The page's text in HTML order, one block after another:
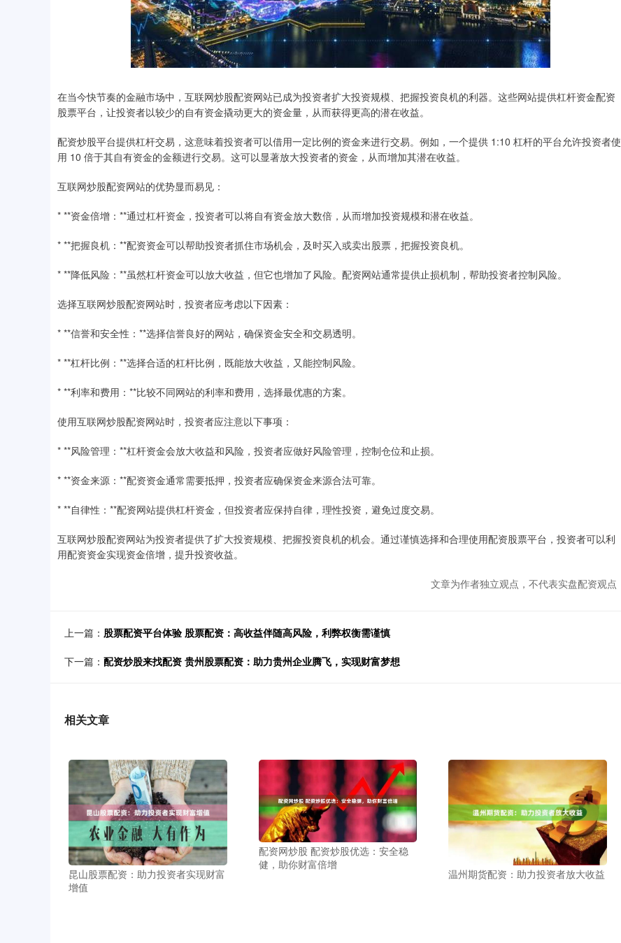
在当今快节奏的金融市场中，互联网炒股配资网站已成为投资者扩大投资规模、把握投资良机的利器。这些网站提供杠杆资金配资
股票平台，让投资者以较少的自有资金撬动更大的资金量，从而获得更高的潜在收益。
配资炒股平台提供杠杆交易，这意味着投资者可以借用一定比例的资金来进行交易。例如，一个提供 1:10 杠杆的平台允许投资者使
用 10 倍于其自有资金的金额进行交易。这可以显著放大投资者的资金，从而增加其潜在收益。
互联网炒股配资网站的优势显而易见：
* **资金倍增：**通过杠杆资金，投资者可以将自有资金放大数倍，从而增加投资规模和潜在收益。
* **把握良机：**配资资金可以帮助投资者抓住市场机会，及时买入或卖出股票，把握投资良机。
* **降低风险：**虽然杠杆资金可以放大收益，但它也增加了风险。配资网站通常提供止损机制，帮助投资者控制风险。
选择互联网炒股配资网站时，投资者应考虑以下因素：
* **信誉和安全性：**选择信誉良好的网站，确保资金安全和交易透明。
* **杠杆比例：**选择合适的杠杆比例，既能放大收益，又能控制风险。
* **利率和费用：**比较不同网站的利率和费用，选择最优惠的方案。
使用互联网炒股配资网站时，投资者应注意以下事项：
* **风险管理：**杠杆资金会放大收益和风险，投资者应做好风险管理，控制仓位和止损。
* **资金来源：**配资资金通常需要抵押，投资者应确保资金来源合法可靠。
* **自律性：**配资网站提供杠杆资金，但投资者应保持自律，理性投资，避免过度交易。
互联网炒股配资网站为投资者提供了扩大投资规模、把握投资良机的机会。通过谨慎选择和合理使用配资股票平台，投资者可以利
用配资资金实现资金倍增，提升投资收益。
文章为作者独立观点，不代表实盘配资观点
上一篇： 股票配资平台体验 股票配资：高收益伴随高风险，利弊权衡需谨慎
下一篇： 配资炒股来找配资 贵州股票配资：助力贵州企业腾飞，实现财富梦想
相关文章
昆山股票配资：助力投资者实现财富
增值
配资网炒股 配资炒股优选：安全稳
健，助你财富倍增
温州期货配资：助力投资者放大收益